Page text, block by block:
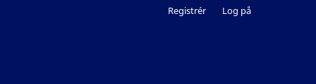
Registrér Log på